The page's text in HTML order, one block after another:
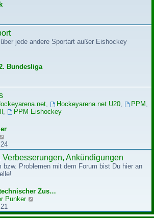
a
g jede andere Sportart außer Eishockey
Bundesliga
, Hockeyarena.net U20, PPM ,
,
PPM Eishockey
e
u
e
s
t
r
B
e
i
Verbesserungen, Ankündigungen
bzw. Problemen mit dem Forum bist Du hier an
Zus…
Punker
u